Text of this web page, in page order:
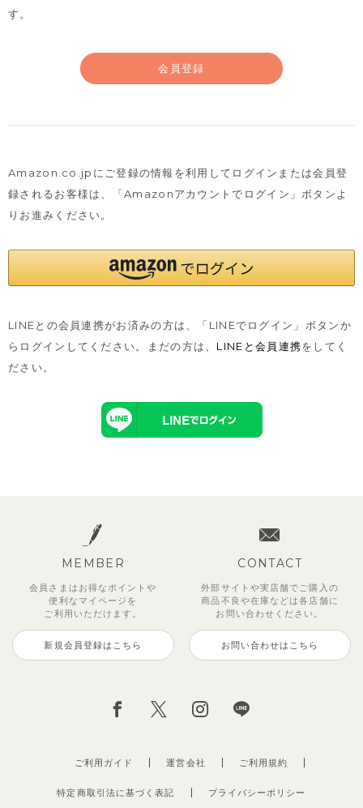
す。
会員登録
Amazon.co.jpにご登録の情報を利用してログインまたは会員登
録されるお客様は、
「Amazonアカウントでログイン」ボタンよ
りお進みください。
LINEとの会員連携がお済みの方は、「LINEでログイン」ボタンか
らログインしてください。まだの方は、 LINEと会員連携をしてく
ださい。
MEMBER
会員さまはお得なポイントや
便利な マイページを
ご利用いただけます。
新規会員登録はこちら
CONTACT
外部サイトや実店舗でご購入の
商品不良や在庫などは各店舗に
お問い合わせください。
お問い合わせはこちら
ご利用ガイド 運営会社
特定商取引法に基づく表記 プライバシーポリシー
ご利用規約